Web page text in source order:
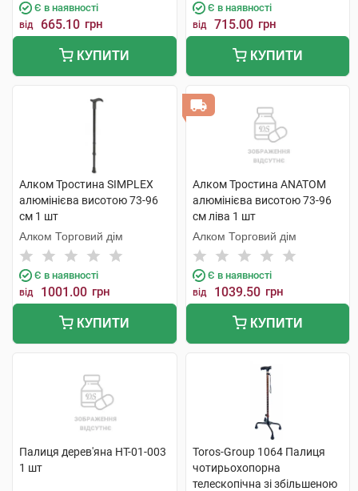
Є в наявності
від 665.10 грн
КУПИТИ
Є в наявності
від 715.00 грн
КУПИТИ
Алком Тростина SIMPLEX
алюмінієва висотою 73-96
см 1 шт
Алком Торговий дім
Є в наявності
від 1001.00 грн
КУПИТИ
Алком Тростина ANATOM
алюмінієва висотою 73-96
см ліва 1 шт
Алком Торговий дім
Є в наявності
від 1039.50 грн
КУПИТИ
Палиця дерев'яна НТ-01-003
1 шт
Toros-Group 1064 Палиця
чотирьохопорна
телескопічна зі збільшеною